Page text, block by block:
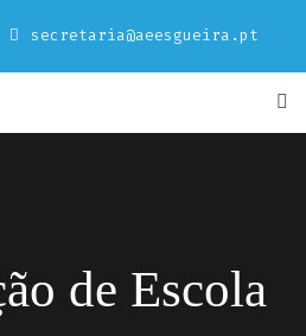
secretaria@aeesgueira.pt
de Escola